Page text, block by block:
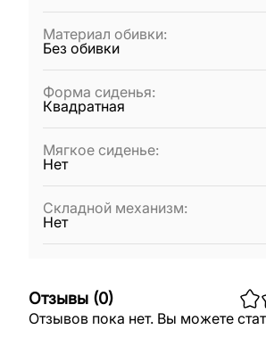
Материал обивки:
Без обивки
Форма сиденья:
Квадратная
Мягкое сиденье:
Нет
Складной механизм:
Нет
Отзывы (0)
Отзывов пока нет. Вы можете